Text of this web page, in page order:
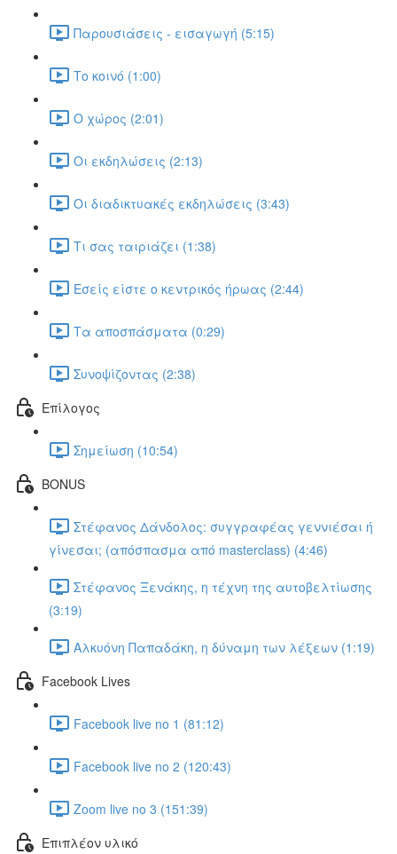
Παρουσιάσεις - εισαγωγή (5:15)
Το κοινό (1:00)
Ο χώρος (2:01)
Οι εκδηλώσεις (2:13)
Οι διαδικτυακές εκδηλώσεις (3:43)
Τι σας ταιριάζει (1:38)
Εσείς είστε ο κεντρικός ήρωας (2:44)
Τα αποσπάσματα (0:29)
Συνοψίζοντας (2:38)
Επίλογος
Σημείωση (10:54)
BONUS
Στέφανος Δάνδολος: συγγραφέας γεννιέσαι ή
γίνεσαι; (απόσπασμα από masterclass) (4:46)
Στέφανος Ξενάκης, η τέχνη της αυτοβελτίωσης
(3:19)
Αλκυόνη Παπαδάκη, η δύναμη των λέξεων (1:19)
Facebook Lives
Facebook live no 1 (81:12)
Facebook live no 2 (120:43)
Zoom live no 3 (151:39)
Επιπλέον υλικό